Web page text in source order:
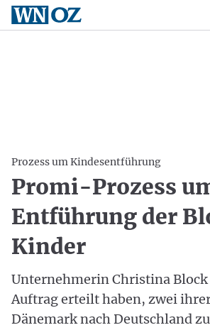
Prozess um Kindesentführung
Promi-Prozess
Entführung der
Kinder
Unternehmerin Christina
Auftrag erteilt haben, zwei
Dänemark nach Deutschland